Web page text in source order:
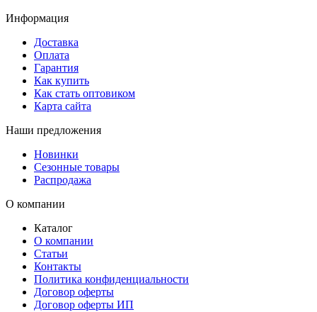
Информация
Доставка
Оплата
Гарантия
Как купить
Как стать оптовиком
Карта сайта
Наши предложения
Новинки
Сезонные товары
Распродажа
О компании
Каталог
О компании
Статьи
Контакты
Политика конфиденциальности
Договор оферты
Договор оферты ИП